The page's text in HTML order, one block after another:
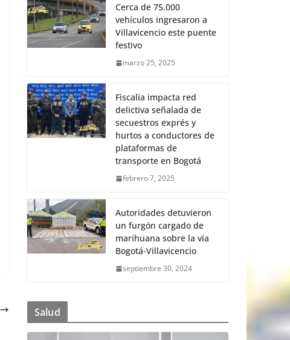
Cerca de 75.000
vehículos ingresaron a
Villavicencio este puente
festivo
marzo 25, 2025
Fiscalía impacta red
delictiva señalada de
secuestros exprés y
hurtos a conductores de
plataformas de
transporte en Bogotá
febrero 7, 2025
Autoridades detuvieron
un furgón cargado de
marihuana sobre la vía
Bogotá-Villavicencio
septiembre 30, 2024
Salud